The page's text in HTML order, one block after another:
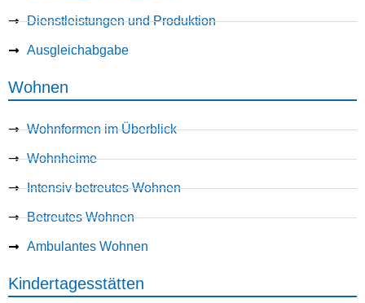
Dienstleistungen und Produktion
Ausgleichabgabe
Wohnen
Wohnformen im Überblick
Wohnheime
Intensiv betreutes Wohnen
Betreutes Wohnen
Ambulantes Wohnen
Kindertagesstätten